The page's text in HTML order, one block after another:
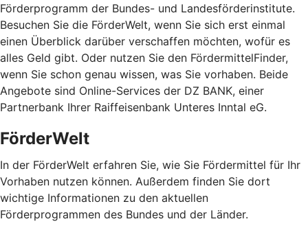
Förderprogramm der Bundes- und Landesförderinstitute.
Besuchen Sie die FörderWelt, wenn Sie sich erst einmal
einen Überblick darüber verschaffen möchten, wofür es
alles Geld gibt. Oder nutzen Sie den FördermittelFinder,
wenn Sie schon genau wissen, was Sie vorhaben. Beide
Angebote sind Online-Services der DZ BANK, einer
Partnerbank Ihrer Raiffeisenbank Unteres Inntal eG.
FörderWelt
In der FörderWelt erfahren Sie, wie Sie Fördermittel für Ihr
Vorhaben nutzen können. Außerdem finden Sie dort
wichtige Informationen zu den aktuellen
Förderprogrammen des Bundes und der Länder.